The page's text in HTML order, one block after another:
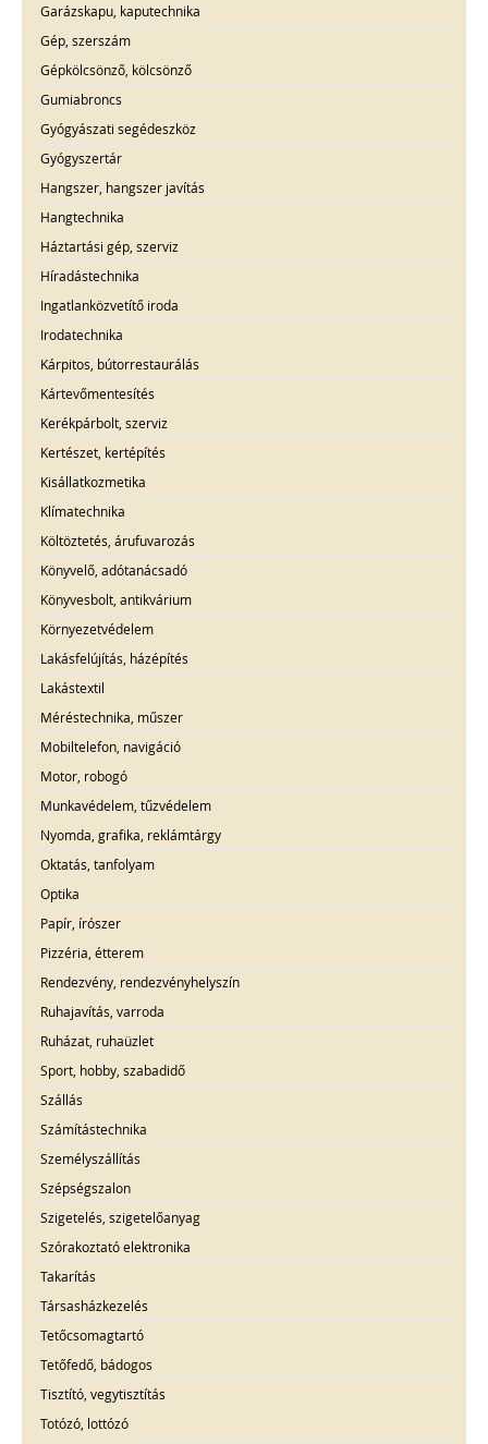
Garázskapu, kaputechnika
Gép, szerszám
Gépkölcsönző, kölcsönző
Gumiabroncs
Gyógyászati segédeszköz
Gyógyszertár
Hangszer, hangszer javítás
Hangtechnika
Háztartási gép, szerviz
Híradástechnika
Ingatlanközvetítő iroda
Irodatechnika
Kárpitos, bútorrestaurálás
Kártevőmentesítés
Kerékpárbolt, szerviz
Kertészet, kertépítés
Kisállatkozmetika
Klímatechnika
Költöztetés, árufuvarozás
Könyvelő, adótanácsadó
Könyvesbolt, antikvárium
Környezetvédelem
Lakásfelújítás, házépítés
Lakástextil
Méréstechnika, műszer
Mobiltelefon, navigáció
Motor, robogó
Munkavédelem, tűzvédelem
Nyomda, grafika, reklámtárgy
Oktatás, tanfolyam
Optika
Papír, írószer
Pizzéria, étterem
Rendezvény, rendezvényhelyszín
Ruhajavítás, varroda
Ruházat, ruhaüzlet
Sport, hobby, szabadidő
Szállás
Számítástechnika
Személyszállítás
Szépségszalon
Szigetelés, szigetelőanyag
Szórakoztató elektronika
Takarítás
Társasházkezelés
Tetőcsomagtartó
Tetőfedő, bádogos
Tisztító, vegytisztítás
Totózó, lottózó